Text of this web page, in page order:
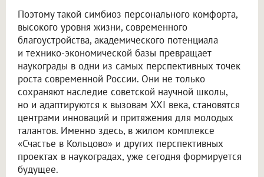
Поэтому такой симбиоз персонального комфорта,
высокого уровня жизни, современного
благоустройства, академического потенциала
и технико-экономической базы превращает
наукограды в одни из самых перспективных точек
роста современной России. Они не только
сохраняют наследие советской научной школы,
но и адаптируются к вызовам XXI века, становятся
центрами инноваций и притяжения для молодых
талантов. Именно здесь, в жилом комплексе
«Счастье в Кольцово» и других перспективных
проектах в наукоградах, уже сегодня формируется
будущее.